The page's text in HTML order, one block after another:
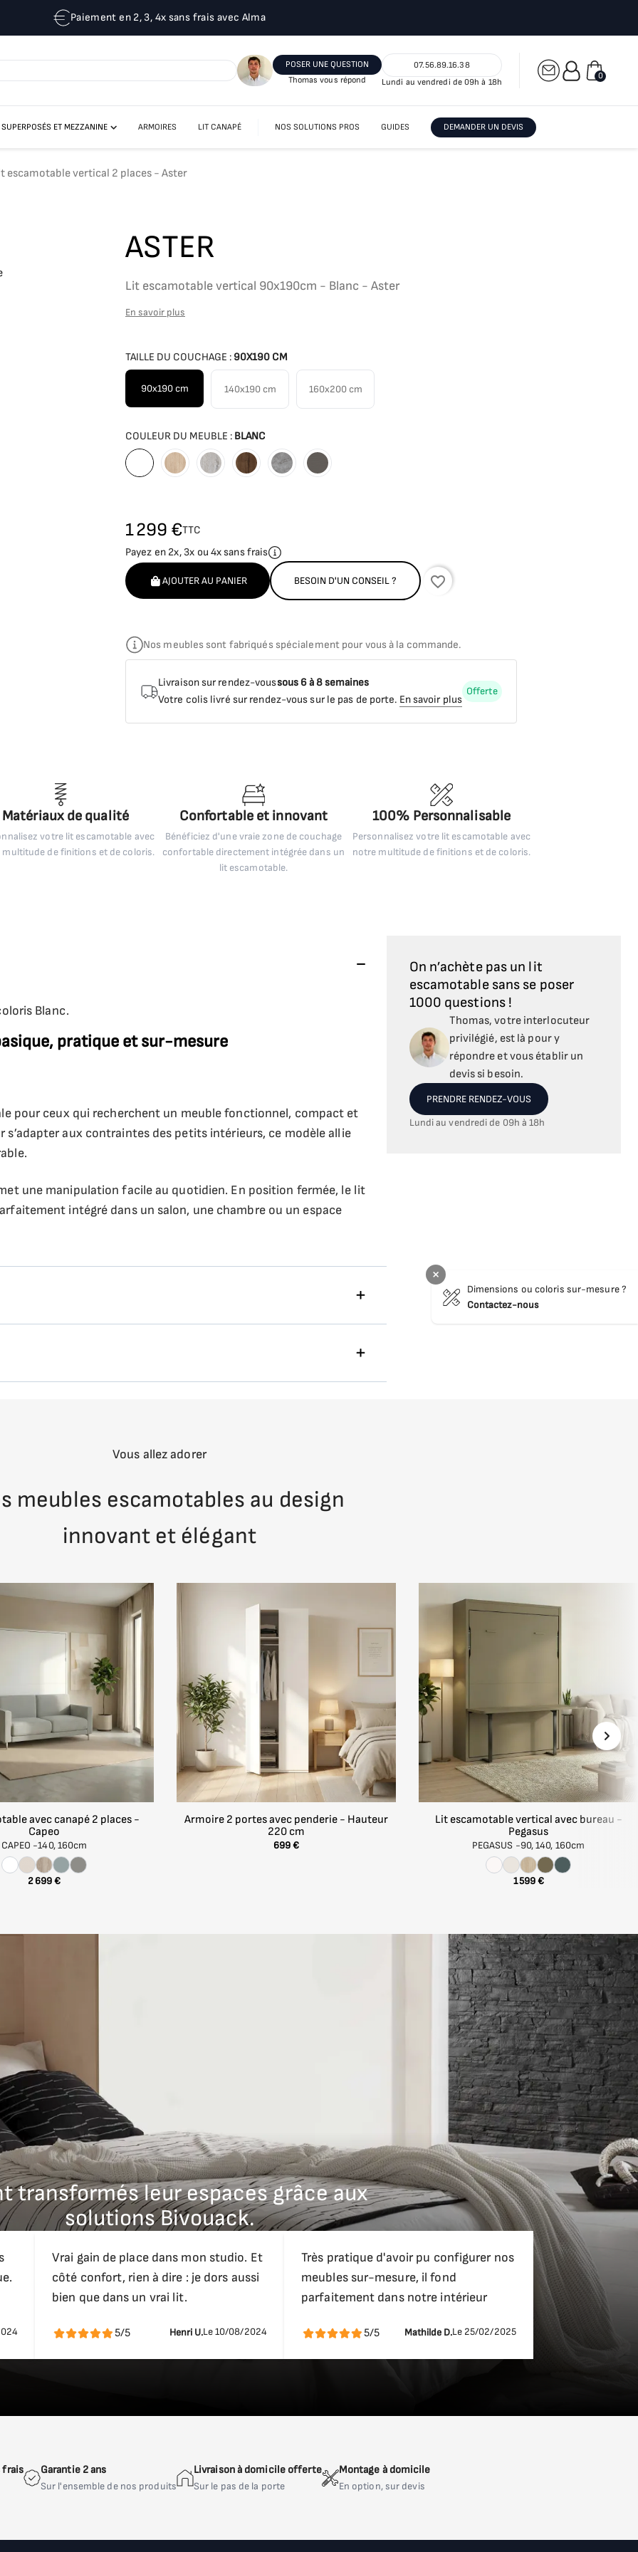
Paiement en 2, 3, 4x sans frais avec Alma
POSER UNE QUESTION
Thomas vous répond
07.56.89.16.38
Lundi au vendredi de 09h à 18h
0
SUPERPOSÉS ET MEZZANINE
LITS ESCAMOTABLES SUPERPOSÉS
ARMOIRES LIT CANAPÉ NOS SOLUTIONS PROS GUIDES DEMANDER UN DEVIS
escamotable vertical 2 places - Aster
ASTER
Lit escamotable vertical 90x190cm - Blanc - Aster
En savoir plus
TAILLE DU COUCHAGE : 90X190 CM
90x190 cm 140x190 cm 160x200 cm
COULEUR DU MEUBLE : BLANC
Blanc Bois naturel
Vintage Nogal Beton ciréAnthracite
1 299 €TTC
Payez en 2x, 3x ou 4x sans frais
AJOUTER AU PANIER BESOIN D'UN CONSEIL ? favorite_border
Nos meubles sont fabriqués spécialement pour vous à la commande.
Livraison sur rendez-voussous 6 à 8 semaines
Votre colis livré sur rendez-vous sur le pas de porte. En savoir plus
Offerte
Matériaux de qualité
votre lit escamotable avec
multitude de finitions et de coloris.
Confortable et innovant
Bénéficiez d'une vraie zone de couchage
confortable directement intégrée dans un
lit escamotable.
100% Personnalisable
Personnalisez votre lit escamotable avec
notre multitude de finitions et de coloris.
Blanc.
pratique et sur-mesure
pour ceux qui recherchent un meuble fonctionnel, compact et
s’adapter aux contraintes des petits intérieurs, ce modèle allie
une manipulation facile au quotidien. En position fermée, le lit
intégré dans un salon, une chambre ou un espace
ASTER accueille un matelas standard (jusqu’à 160x200 cm
équivalent à un lit classique. Sa structure renforcée en
selon les contraintes de votre pièce et vos envies esthétiques.
pour une intégration sur-mesure à votre aménagement intérieur.
collection de Bivouack, ASTER se distingue par son excellent
leur espace avec une solution fiable, pratique et
professionnel, prix variable selon la complexité du meuble.
selon les normes de sécurité européennes
206 cm
104,3 cm
34,5 cm
212 cm
rendez-vous. Les rendez-vous sont fixés à la journée ou sur
qu'elles s'effectuent en bas de votre immeuble ou à l'entrée
pour pouvoir réceptionner votre colis et le transporter
On n’achète pas un lit
escamotable sans se poser
1000 questions !
Thomas, votre interlocuteur
privilégié, est là pour y
répondre et vous établir un
devis si besoin.
PRENDRE RENDEZ-VOUS
Lundi au vendredi de 09h à 18h
Vous allez adorer
meubles escamotables au design
innovant et élégant
avec canapé 2 places -
Capeo
CAPEO -140, 160cm
2 699 €
Armoire 2 portes avec penderie - Hauteur
220 cm
699 €
Lit escamotable vertical avec bureau -
Pegasus
PEGASUS -90, 140, 160cm
1 599 €
Dimensions ou coloris sur-mesure ?
Contactez-nous
transformés leur espaces grâce aux
solutions Bivouack.
Vrai gain de place dans mon studio. Et
côté confort, rien à dire : je dors aussi
bien que dans un vrai lit.
5/5 Henri U.Le 10/08/2024
Très pratique d'avoir pu configurer nos
meubles sur-mesure, il fond
parfaitement dans notre intérieur
5/5 Mathilde D.Le 25/02/2025
frais Garantie 2 ans
Sur l'ensemble de nos produits
Livraison à domicile offerte
Sur le pas de la porte
Montage à domicile
En option, sur devis